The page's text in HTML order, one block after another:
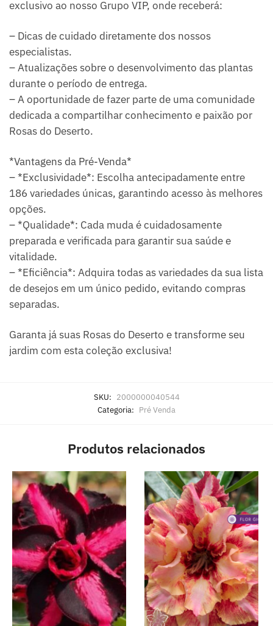
exclusivo ao nosso Grupo VIP, onde receberá:
– Dicas de cuidado diretamente dos nossos
especialistas.
– Atualizações sobre o desenvolvimento das plantas
durante o período de entrega.
– A oportunidade de fazer parte de uma comunidade
dedicada a compartilhar conhecimento e paixão por
Rosas do Deserto.
*Vantagens da Pré-Venda*
– *Exclusividade*: Escolha antecipadamente entre
186 variedades únicas, garantindo acesso às melhores
opções.
– *Qualidade*: Cada muda é cuidadosamente
preparada e verificada para garantir sua saúde e
vitalidade.
– *Eficiência*: Adquira todas as variedades da sua lista
de desejos em um único pedido, evitando compras
separadas.
Garanta já suas Rosas do Deserto e transforme seu
jardim com esta coleção exclusiva!
SKU: 2000000040544
Categoria: Pré Venda
Produtos relacionados